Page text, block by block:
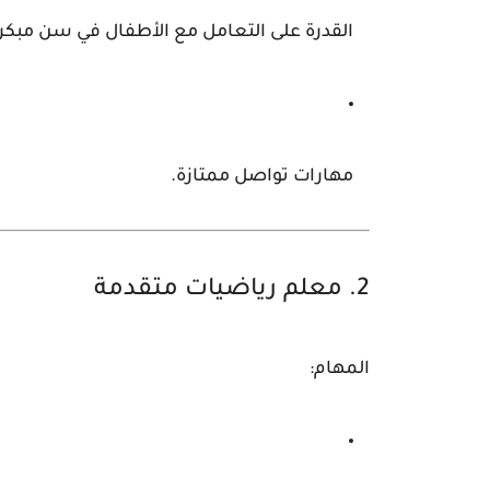
القدرة على التعامل مع الأطفال في سن
مهارات تواصل ممتازة.
2. معلم رياضيات متقدمة
المهام: